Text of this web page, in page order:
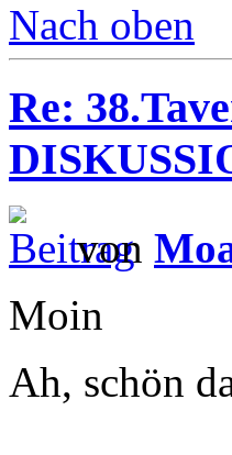
Nach oben
Re:
von
Moin
Ah, schön